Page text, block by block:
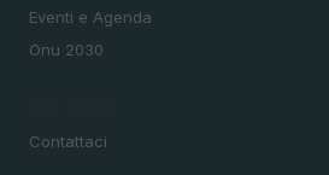
Eventi e Agenda
Onu 2030
Contattaci